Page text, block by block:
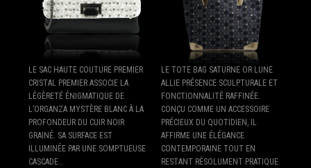
LE SAC HAUTE COUTURE PREMIER
CRISTAL PREMIER ASSOCIE LA
LÉGÈRETÉ ÉNIGMATIQUE DE
L’ORGANZA MYSTÈRE BLANC À LA
PROFONDEUR DU CUIR NOIR
GRAINÉ. SA SURFACE EST
ILLUMINÉE PAR UNE SOMPTUEUSE
CASCADE…
LE TOTE BAG SATURNE OR LUNE
ALLIE PRÉSENCE SCULPTURALE ET
FONCTIONNALITÉ RAFFINÉE.
CONÇU COMME UN ACCESSOIRE
PRÉCIEUX DU QUOTIDIEN, IL
AFFIRME UNE ÉLÉGANCE
CONTEMPORAINE TOUT EN
RESTANT RÉSOLUMENT PRATIQUE.